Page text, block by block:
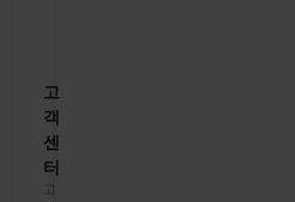
고
객
센
터
고